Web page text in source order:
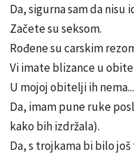
Da, sigurna sam da nisu
Začete su seksom.
Rođene su carskim
Vi imate blizance u
U mojoj obitelji ih
Da, imam pune ruke
kako bih izdržala).
Da, s trojkama bi bilo još